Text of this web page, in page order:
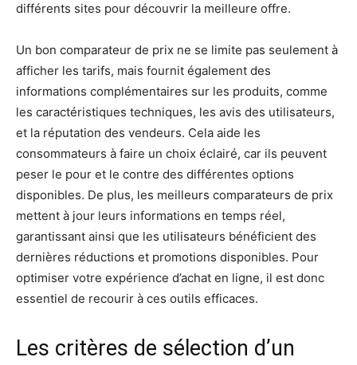
différents sites pour découvrir la meilleure offre.
Un bon comparateur de prix ne se limite pas seulement à
afficher les tarifs, mais fournit également des
informations complémentaires sur les produits, comme
les caractéristiques techniques, les avis des utilisateurs,
et la réputation des vendeurs. Cela aide les
consommateurs à faire un choix éclairé, car ils peuvent
peser le pour et le contre des différentes options
disponibles. De plus, les meilleurs comparateurs de prix
mettent à jour leurs informations en temps réel,
garantissant ainsi que les utilisateurs bénéficient des
dernières réductions et promotions disponibles. Pour
optimiser votre expérience d’achat en ligne, il est donc
essentiel de recourir à ces outils efficaces.
Les critères de sélection d’un